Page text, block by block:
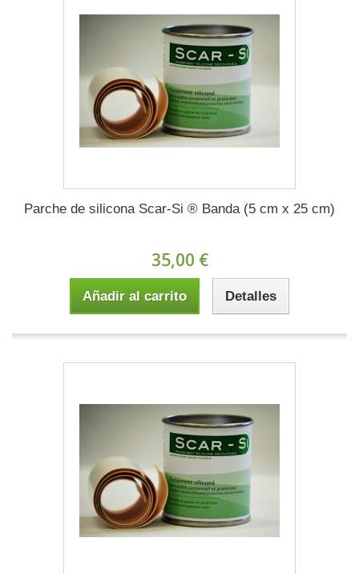
Parche de silicona Scar-Si ® Banda (5 cm x 25 cm)
35,00 €
Añadir al carrito Detalles